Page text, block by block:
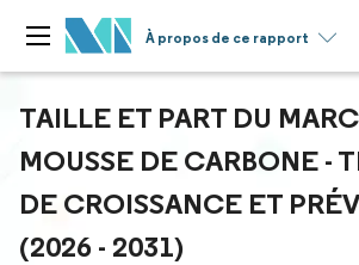
À propos de ce rapport
TAILLE ET PART DU
MOUSSE DE CARBONE -
DE CROISSANCE ET
(2026 - 2031)